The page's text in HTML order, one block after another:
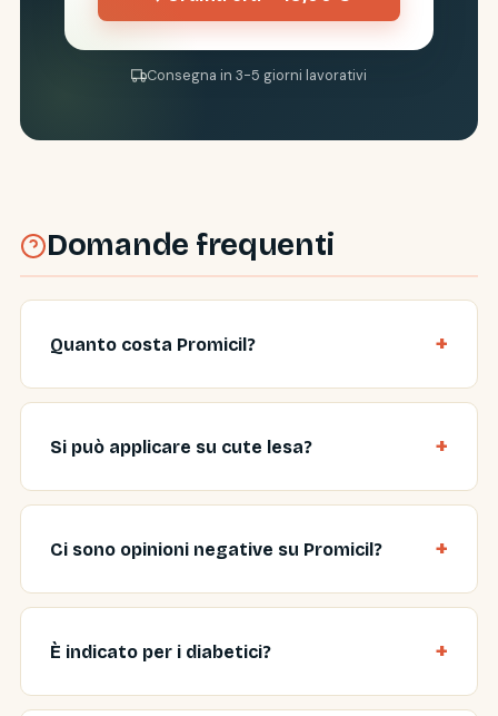
Consegna in 3-5 giorni lavorativi
Domande frequenti
Quanto costa Promicil?
Si può applicare su cute lesa?
Ci sono opinioni negative su Promicil?
È indicato per i diabetici?